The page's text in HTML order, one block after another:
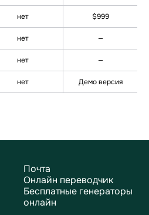
нет $999
нет —
нет —
нет Демо версия
Почта
Онлайн переводчик
Бесплатные генераторы
онлайн